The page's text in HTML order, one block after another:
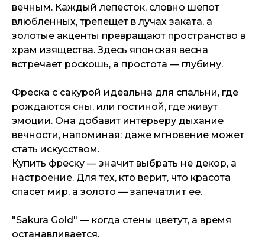
вечным. Каждый лепесток, словно шепот
влюбленных, трепещет в лучах заката, а
золотые акценты превращают пространство в
храм изящества. Здесь японская весна
встречает роскошь, а простота — глубину.
Фреска с сакурой идеальна для спальни, где
рождаются сны, или гостиной, где живут
эмоции. Она добавит интерьеру дыхание
вечности, напоминая: даже мгновение может
стать искусством.
Купить фреску — значит выбрать не декор, а
настроение. Для тех, кто верит, что красота
спасет мир, а золото — запечатлит ее.
"Sakura Gold" — когда стены цветут, а время
останавливается.